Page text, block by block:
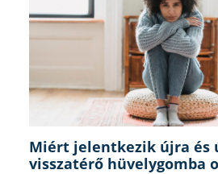
Miért jelentkezik újra és
visszatérő hüvelygomba